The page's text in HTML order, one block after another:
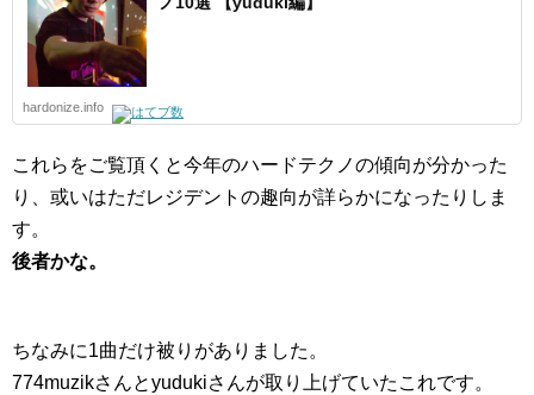
hardonize.info
これらをご覧頂くと今年のハードテクノの傾向が分かった
り、或いはただレジデントの趣向が詳らかになったりしま
す。
後者かな。
ちなみに1曲だけ被りがありました。
774muzikさんとyudukiさんが取り上げていたこれです。